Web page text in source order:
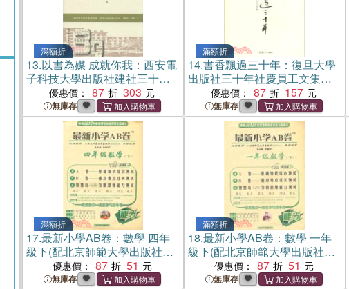
滿額折
13.以書為媒 成就你我：西安電
子科技大學出版社建社三十周
年（簡體書）
優惠價： 87 303
無庫存
滿額折
14.書香飄過三十年：復旦大學
出版社三十年社慶員工文集
（簡體書）
優惠價： 87 157
無庫存
滿額折
17.最新小學AB卷：數學 四年
級下(配北京師範大學出版社實
驗教科書)（簡體書）
優惠價： 87 51
無庫存
滿額折
18.最新小學AB卷：數學 一年
級下(配北京師範大學出版社實
驗教科書)（簡體書）
優惠價： 87 51
無庫存